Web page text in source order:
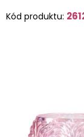
Kód produktu: